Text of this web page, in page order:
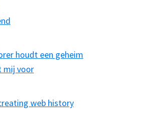
houdt een geheim
mij voor
web history